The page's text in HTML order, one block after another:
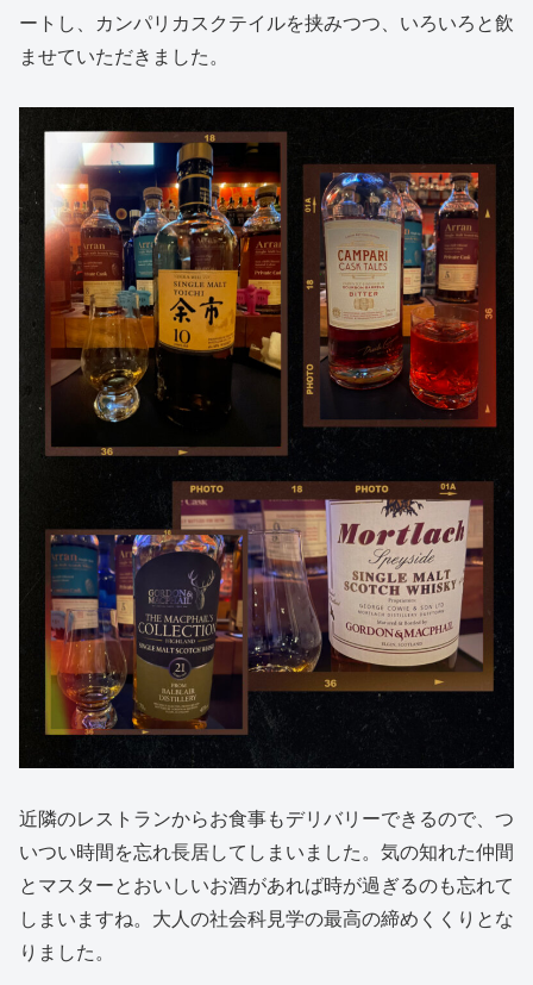
ートし、カンパリカスクテイルを挟みつつ、いろいろと飲
ませていただきました。
近隣のレストランからお食事もデリバリーできるので、つ
いつい時間を忘れ長居してしまいました。気の知れた仲間
とマスターとおいしいお酒があれば時が過ぎるのも忘れて
しまいますね。大人の社会科見学の最高の締めくくりとな
りました。